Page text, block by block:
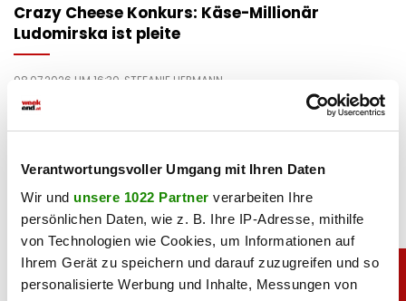
Verantwortungsvoller Umgang mit Ihren Daten
Wir und unsere 1022 Partner verarbeiten Ihre
persönlichen Daten, wie z. B. Ihre IP-Adresse, mithilfe
von Technologien wie Cookies, um Informationen auf
Ihrem Gerät zu speichern und darauf zuzugreifen und so
personalisierte Werbung und Inhalte, Messungen von
Crazy Cheese Konkurs: Käse-Millionär
Ludomirska ist pleite
08.07.2026 UM 16:30, STEFANIE HERMANN
Crazy Cheese ist pleite: Zwei Firmen sind insolvent, alle